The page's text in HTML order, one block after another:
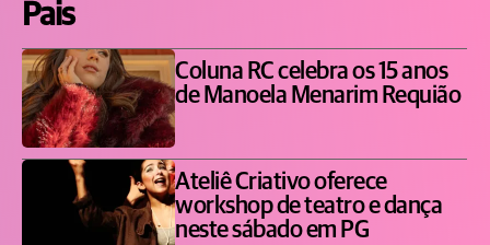
Pais
Coluna RC celebra os 15 anos
de Manoela Menarim Requião
Ateliê Criativo oferece
workshop de teatro e dança
neste sábado em PG